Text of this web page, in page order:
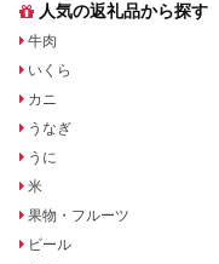
人気の返礼品から探す
牛肉
いくら
カニ
うなぎ
うに
米
果物・フルーツ
ビール